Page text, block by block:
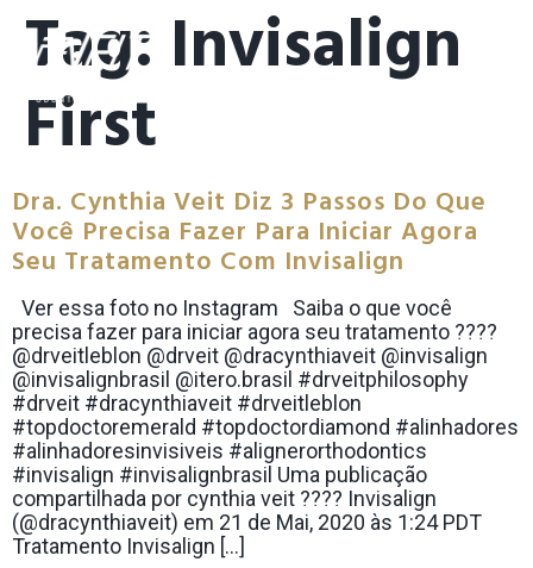
Tag: Invisalign
First
Dra. Cynthia Veit Diz 3 Passos Do Que
Você Precisa Fazer Para Iniciar Agora
Seu Tratamento Com Invisalign
Ver essa foto no Instagram Saiba o que você
precisa fazer para iniciar agora seu tratamento ????
@drveitleblon @drveit @dracynthiaveit @invisalign
@invisalignbrasil @itero.brasil #drveitphilosophy
#drveit #dracynthiaveit #drveitleblon
#topdoctoremerald #topdoctordiamond #alinhadores
#alinhadoresinvisiveis #alignerorthodontics
#invisalign #invisalignbrasil Uma publicação
compartilhada por cynthia veit ???? Invisalign
(@dracynthiaveit) em 21 de Mai, 2020 às 1:24 PDT
Tratamento Invisalign […]